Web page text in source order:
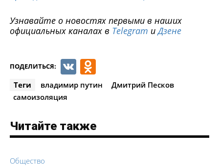
Узнавайте о новостях первыми в наших
официальных каналах в Telegram иДзене
ПОДЕЛИТЬСЯ: VK
Теги владимир путин
Дмитрий Песков
самоизоляция
Читайте также
Общество